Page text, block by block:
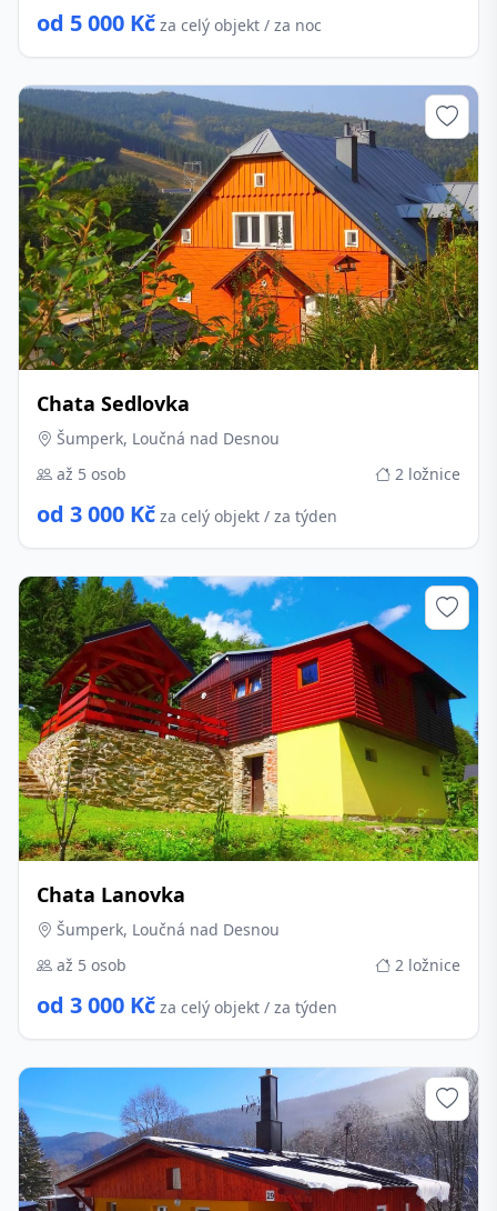
od 5 000 Kč za celý objekt / za noc
Chata Sedlovka
Šumperk, Loučná nad Desnou
až 5 osob
2 ložnice
od 3 000 Kč za celý objekt / za týden
Chata Lanovka
Šumperk, Loučná nad Desnou
až 5 osob
2 ložnice
od 3 000 Kč za celý objekt / za týden